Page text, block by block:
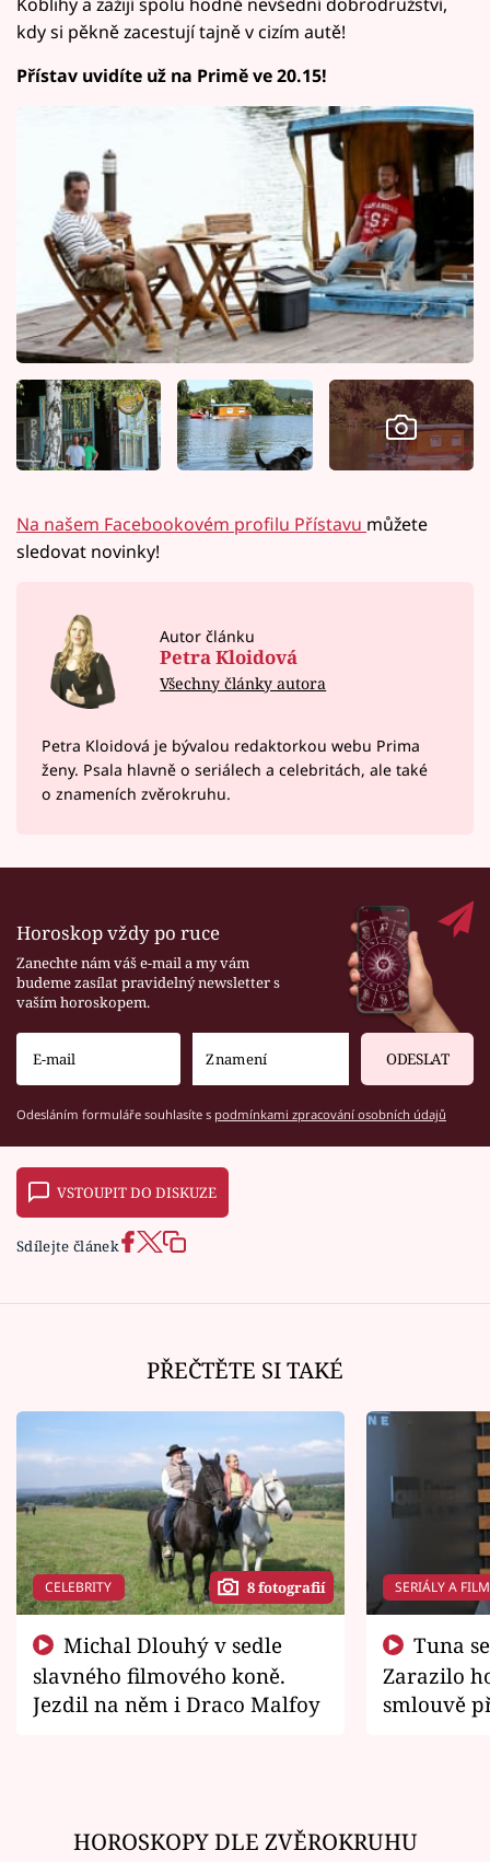
kdy si pěkně zacestují tajně v cizím autě!
Přístav uvidíte už na Primě ve 20.15!
Na našem Facebookovém profilu Přístavu můžete
sledovat novinky!
Autor článku
Petra Kloidová
Všechny články autora
Petra Kloidová je bývalou redaktorkou webu Prima
ženy. Psala hlavně o seriálech a celebritách, ale také
o znameních zvěrokruhu.
Horoskop vždy po ruce
Zanechte nám váš e-mail a my vám
budeme zasílat pravidelný newsletter s
vaším horoskopem.
ODESLAT
Odesláním formuláře souhlasíte s podmínkami zpracování osobních údajů
VSTOUPIT DO DISKUZE
Sdílejte článek
PŘEČTĚTE SI TAKÉ
CELEBRITY 8 fotografií
slavného filmového koně.
Jezdil na něm i Draco Malfoy
SERIÁLY A
Zarazilo
smlouvě
HOROSKOPY DLE ZVĚROKRUHU